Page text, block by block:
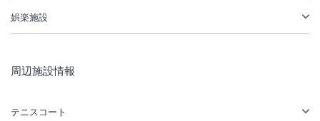
娯楽施設
周辺施設情報
テニスコート